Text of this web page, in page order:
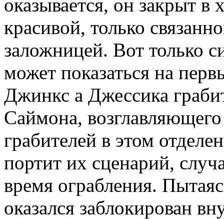
оказывается, он закрыт
красивой, только
заложницей. Вот только
может показаться на
Джинкс а Джессика
Саймона,
грабителей в этом
портит их сценарий,
время ограбления.
оказался заблокирован